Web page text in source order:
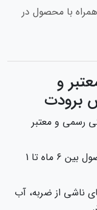
همراه با محصول در
و
برودت
رسمی و معتبر
مدت زمان گارانتی بر اساس نوع محصول بین ۶ ماه تا 1
ناشی از ضربه، آب‌